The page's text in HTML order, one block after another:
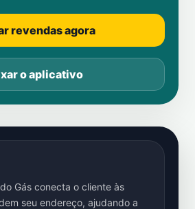
revendas agora
o aplicativo
Gás conecta o cliente às
seu endereço, ajudando a